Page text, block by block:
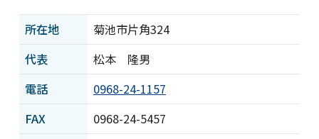
所在地
菊池市片角324
代表
松本 隆男
電話
0968-24-1157
FAX
0968-24-5457
お問い合わせ
ニュース・トピックス
プライバシーポリシー